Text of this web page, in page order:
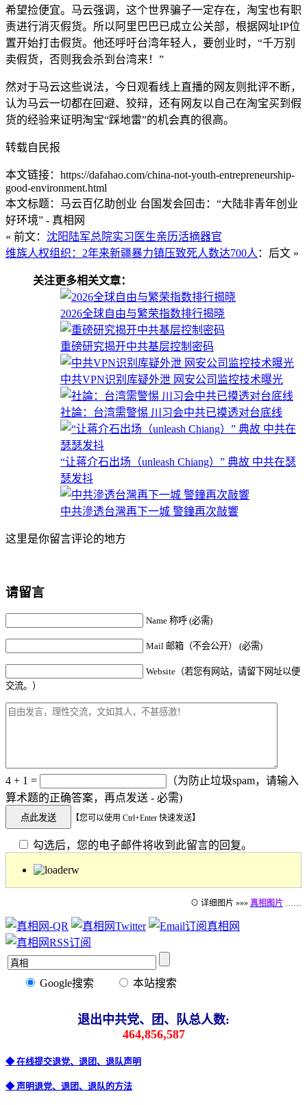
希望捡便宜。马云强调，这个世界骗子一定存在，淘宝也有职
责进行消灭假货。所以阿里巴巴已成立公关部，根据网址IP位
置开始打击假货。他还呼吁台湾年轻人，要创业时，“千万别
卖假货，否则我会杀到台湾来！”
然对于马云这些说法，今日观看线上直播的网友则批评不断，
认为马云一切都在回避、狡辩，还有网友以自己在淘宝买到假
货的经验来证明淘宝“踩地雷”的机会真的很高。
转载自民报
本文链接：https://dafahao.com/china-not-youth-entrepreneurship-
good-environment.html
本文标题：马云百亿助创业 台国发会回击：“大陆非青年创业
好环境” - 真相网
« 前文： 沈阳陆军总院实习医生亲历活摘器官
维族人权组织：2年来新疆暴力镇压致死人数达700人 ：后文 »
关注更多相关文章：
2026全球自由与繁荣指数排行揭晓
重磅研究揭开中共基层控制密码
中共VPN识别库疑外泄 网安公司监控技术曝光
社論：台湾需警惕 川习会中共已摸透对台底线
“让蒋介石出场（unleash Chiang）” 典故 中共在瑟
瑟发抖
中共滲透台灣再下一城 警鐘再次敲響
这里是你留言评论的地方
请留言
Name 称呼 (必需)
Mail 邮箱（不会公开） (必需)
Website（若您有网站，请留下网址以便
交流。）
4 + 1 =
（为防止垃圾spam，请输入
算术题的正确答案，再点发送 - 必需)
【您可以使用 Ctrl+Enter 快速发送】
勾选后，您的电子邮件将收到此留言的回复。
⊙ 详细图片 »»» 真相图片 ……
Google搜索 本站搜索
退出中共党、团、队总人数:
464,856,587
◆ 在线提交退党、退团、退队声明
◆ 声明退党、退团、退队的方法